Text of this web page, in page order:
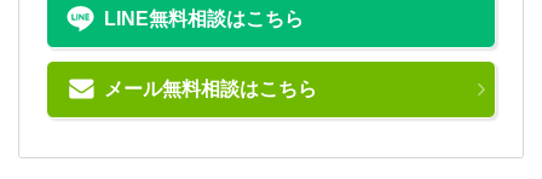
LINE無料相談はこちら
メール無料相談はこちら